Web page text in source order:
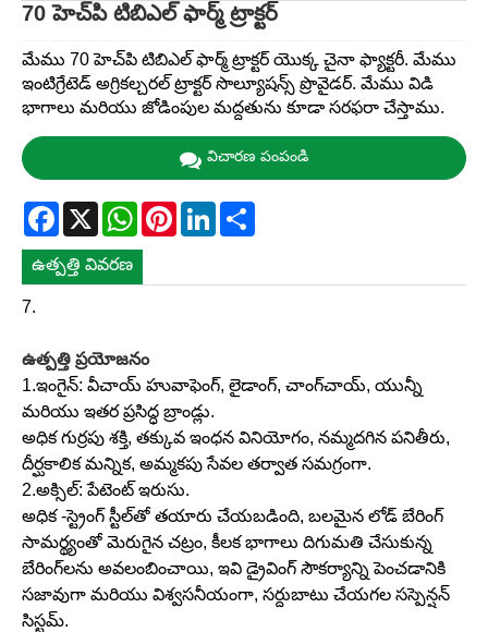
70 హెచ్‌పి టిబిఎల్ ఫార్మ్ ట్రాక్టర్
మేము 70 హెచ్‌పి టిబిఎల్ ఫార్మ్ ట్రాక్టర్ యొక్క చైనా ఫ్యాక్టరీ. మేము
ఇంటిగ్రేటెడ్ అగ్రికల్చరల్ ట్రాక్టర్ సొల్యూషన్స్ ప్రొవైడర్. మేము విడి
భాగాలు మరియు జోడింపుల మద్దతును కూడా సరఫరా చేస్తాము.
విచారణ పంపండి
Facebook
X WhatsApp
PinterestLinkedIn
ఉత్పత్తి వివరణ
7.
ఉత్పత్తి ప్రయోజనం
1.ఇంగైన్: వీచాయ్ హువాఫెంగ్, లైడాంగ్, చాంగ్‌చాయ్, యున్నీ
మరియు ఇతర ప్రసిద్ధ బ్రాండ్లు.
అధిక గుర్రపు శక్తి, తక్కువ ఇంధన వినియోగం, నమ్మదగిన పనితీరు,
దీర్ఘకాలిక మన్నిక, అమ్మకపు సేవల తర్వాత సమగ్రంగా.
2.అక్సిల్: పేటెంట్ ఇరుసు.
అధిక -స్ట్రెంగ్ స్టీల్‌తో తయారు చేయబడింది, బలమైన లోడ్ బేరింగ్
సామర్థ్యంతో మెరుగైన చట్రం, కీలక భాగాలు దిగుమతి చేసుకున్న
బేరింగ్‌లను అవలంబించాయి, ఇవి డ్రైవింగ్ సౌకర్యాన్ని పెంచడానికి
సజావుగా మరియు విశ్వసనీయంగా, సర్దుబాటు చేయగల సస్పెన్షన్
సిస్టమ్.